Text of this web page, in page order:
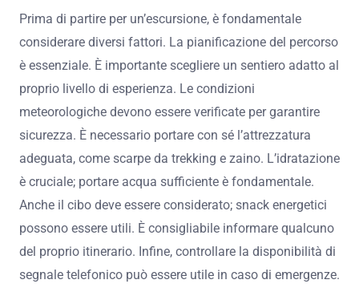
Prima di partire per un’escursione, è fondamentale
considerare diversi fattori. La pianificazione del percorso
è essenziale. È importante scegliere un sentiero adatto al
proprio livello di esperienza. Le condizioni
meteorologiche devono essere verificate per garantire
sicurezza. È necessario portare con sé l’attrezzatura
adeguata, come scarpe da trekking e zaino. L’idratazione
è cruciale; portare acqua sufficiente è fondamentale.
Anche il cibo deve essere considerato; snack energetici
possono essere utili. È consigliabile informare qualcuno
del proprio itinerario. Infine, controllare la disponibilità di
segnale telefonico può essere utile in caso di emergenze.